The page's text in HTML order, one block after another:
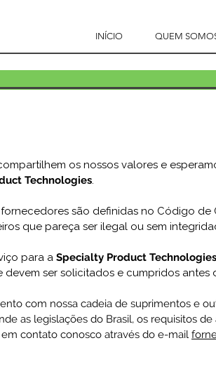
INÍCIO QUEM
os nossos valores e
Technologies.
são definidas no Código
que pareça ser ilegal ou sem
para a Specialty Product Technologies
ser solicitados e cumpridos antes
com nossa cadeia de suprimentos e
as legislações do Brasil, os requisitos de
contato conosco através do e-mail